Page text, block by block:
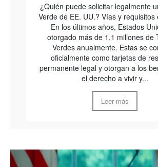
¿Quién puede solicitar legalmente
Verde de EE. UU.? Vías y requisitos
En los últimos años, Estados
otorgado más de 1,1 millones de
Verdes anualmente. Estas se
oficialmente como tarjetas de
permanente legal y otorgan a los
el derecho a vivir y...
Leer más